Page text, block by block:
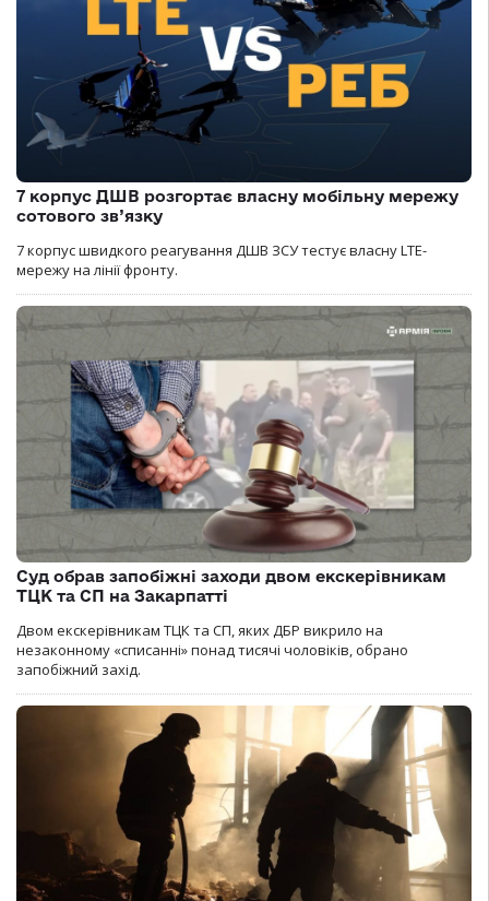
7 корпус ДШВ розгортає власну мобільну мережу
сотового зв’язку
7 корпус швидкого реагування ДШВ ЗСУ тестує власну LTE-
мережу на лінії фронту.
Суд обрав запобіжні заходи двом екскерівникам
ТЦК та СП на Закарпатті
Двом екскерівникам ТЦК та СП, яких ДБР викрило на
незаконному «списанні» понад тисячі чоловіків, обрано
запобіжний захід.